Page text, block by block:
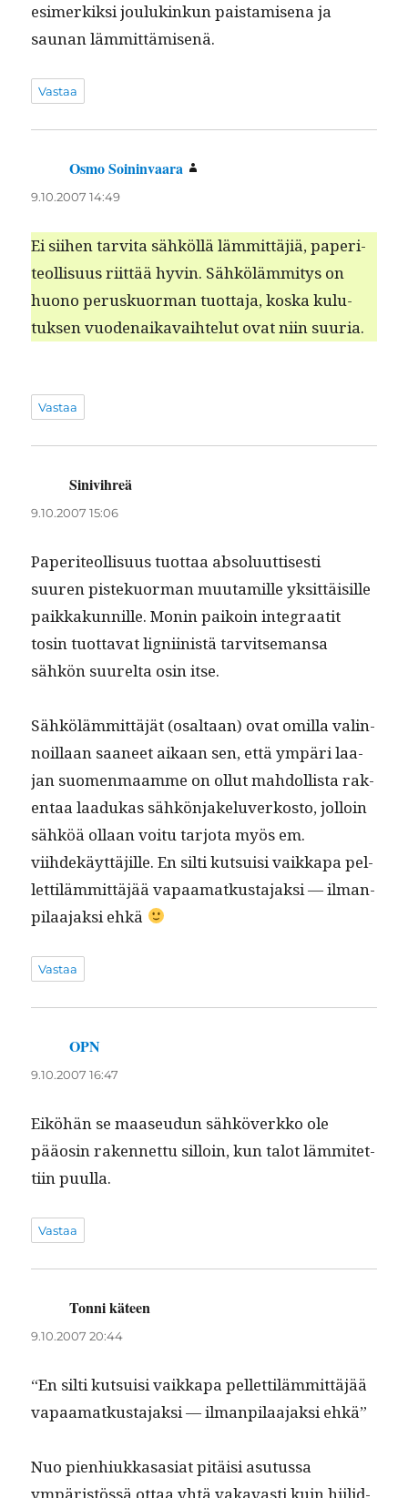
esimerkik­si joulukinkun pais­tamise­na ja
saunan lämmittämisenä.
Vastaa
Osmo Soininvaara
9.10.2007 14:49
Ei siihen tarvi­ta sähköl­lä läm­mit­täjiä, paperi­
te­ol­lisu­us riit­tää hyvin. Sähköläm­mi­tys on
huono peruskuor­man tuot­ta­ja, kos­ka kulu­
tuk­sen vuo­de­naikavai­hte­lut ovat niin suuria.
Vastaa
Sinivihreä
9.10.2007 15:06
Paperi­te­ol­lisu­us tuot­taa absolu­ut­tis­es­ti
suuren pis­tekuor­man muu­tamille yksit­täisille
paikkakun­nille. Monin paikoin inte­graatit
tosin tuot­ta­vat lig­ni­in­istä tarvit­se­mansa
sähkön suurelta osin itse.
Sähköläm­mit­täjät (osaltaan) ovat omil­la valin­
noil­laan saa­neet aikaan sen, että ympäri laa­
jan suomen­maamme on ollut mah­dol­lista rak­
en­taa laadukas sähkön­jakelu­verkos­to, jol­loin
sähköä ollaan voitu tar­jo­ta myös em.
viihdekäyt­täjille. En silti kut­su­isi vaikka­pa pel­
let­tiläm­mit­täjää vapaa­matkus­ta­jak­si — ilman­
pilaa­jak­si ehkä
Vastaa
OPN
9.10.2007 16:47
Eiköhän se maaseudun sähköverkko ole
pääosin raken­net­tu sil­loin, kun talot läm­mitet­
ti­in puulla.
Vastaa
Tonni käteen
9.10.2007 20:44
“En silti kut­su­isi vaikka­pa pel­let­tiläm­mit­täjää
vapaa­matkus­ta­jak­si — ilman­pilaa­jak­si ehkä”
Nuo pien­hiukkasasi­at pitäisi asu­tus­sa
ympäristössä ottaa yhtä vakavasti kuin hiilid­